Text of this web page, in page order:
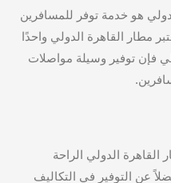
هو خدمة توفر للمسافرين
مطار القاهرة الدولي واحدًا
فإن توفير وسيلة مواصلات
القاهرة الدولي الراحة
عن التوفير في التكاليف